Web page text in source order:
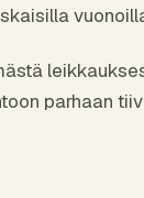
parhaan